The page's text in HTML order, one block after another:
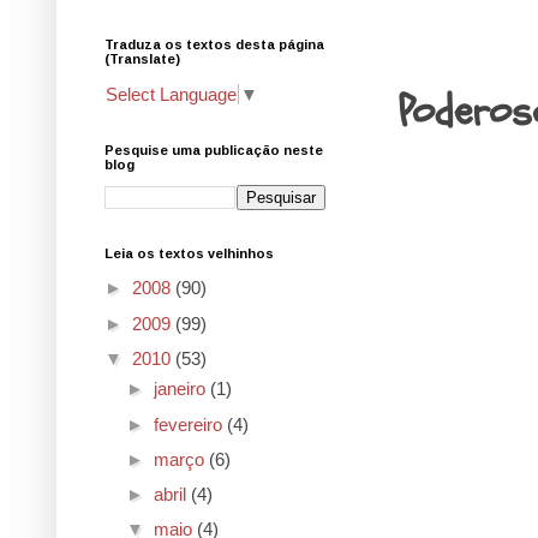
Traduza os textos desta página
(Translate)
Select Language ▼
Pesquise uma publicação neste
blog
Leia os textos velhinhos
► 2008 (90)
► 2009 (99)
▼ 2010 (53)
► janeiro (1)
► fevereiro (4)
► março (6)
► abril (4)
▼ maio (4)